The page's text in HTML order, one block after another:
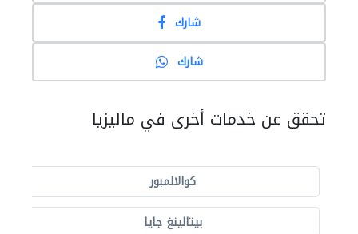
شارك
شارك
تحقق عن خدمات أخرى في ماليزيا
كوالالمبور
بيتالينغ جايا